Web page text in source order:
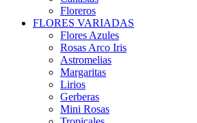
Floreros
FLORES VARIADAS
Flores Azules
Rosas Arco Iris
Astromelias
Margaritas
Lirios
Gerberas
Mini Rosas